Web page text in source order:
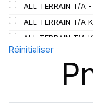
120/116
120/117
ALL TERRAIN T/A
ALL TERRAIN T/A
ALL TERRAIN T/A
ALL TERRAIN T/A
AT/TA KO3 LRD
AT/TA KO3 LRF
AT70
Réinitialiser